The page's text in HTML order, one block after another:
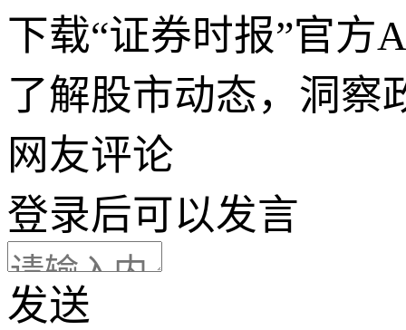
下载“证券时报”官方
了解股市动态，洞察
网友评论
登录后可以发言
发送